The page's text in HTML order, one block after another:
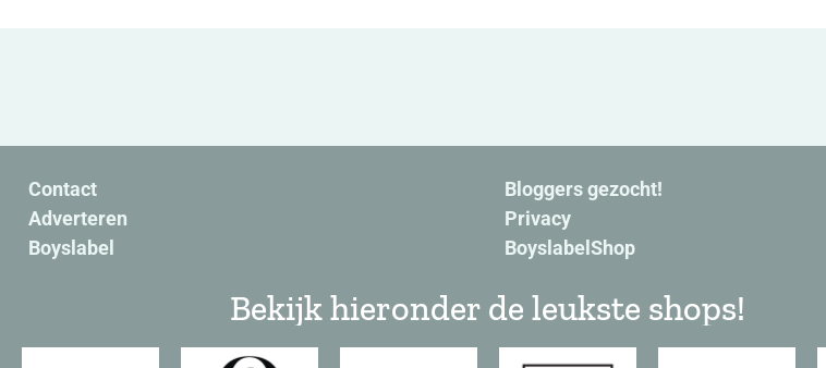
Contact
Adverteren
Boyslabel
Bloggers gezocht!
Privacy
BoyslabelShop
Bekijk hieronder de leukste shops!